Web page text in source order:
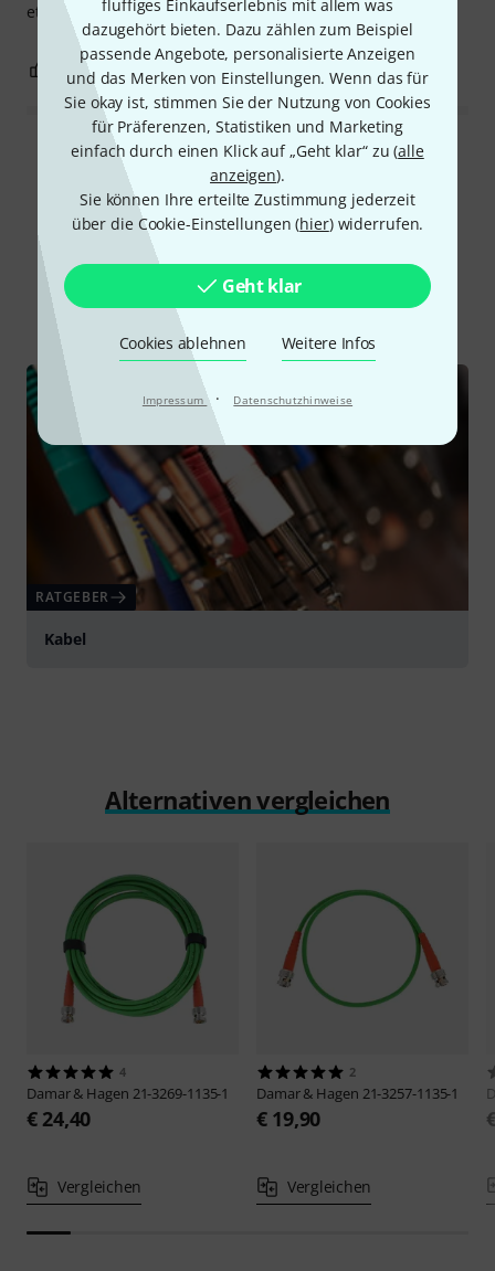
fluffiges Einkaufserlebnis mit allem was
dazugehört bieten. Dazu zählen zum Beispiel
passende Angebote, personalisierte Anzeigen
und das Merken von Einstellungen. Wenn das für
Sie okay ist, stimmen Sie der Nutzung von Cookies
für Präferenzen, Statistiken und Marketing
einfach durch einen Klick auf „Geht klar“ zu (alle
anzeigen).
Sie können Ihre erteilte Zustimmung jederzeit
über die Cookie-Einstellungen (hier) widerrufen.
Geht klar
Cookies ablehnen Weitere Infos
Impressum · Datenschutzhinweise
etwas steif aber das ist in meinem Fall gut so. Alles top!
BEWERTUNG MELDEN
Alle Bewertungen lesen
Schon gewusst?
Alle Ratgeber
RATGEBER
Kabel
Alternativen vergleichen
4
Damar & Hagen 21-3269-1135-1
€ 24,40
Vergleichen
2
Damar & Hagen 21-3257-1135-1
€ 19,90
Vergleichen